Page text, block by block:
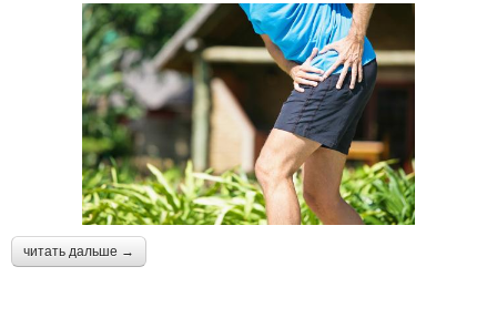
читать дальше →